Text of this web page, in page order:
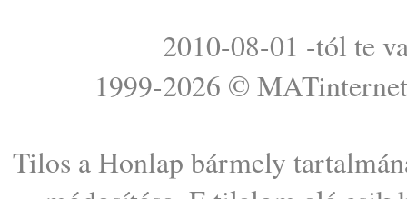
2010-08-01 -tól te
1999-2026 © MATinternet
Tilos a Honlap bármely